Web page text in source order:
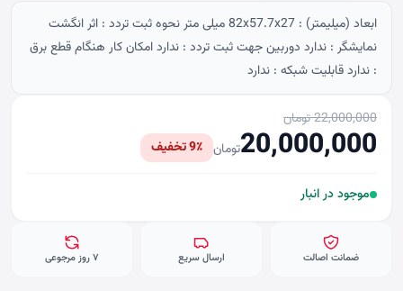
ابعاد (میلیمتر) : 82x57.7x27 میلی متر نحوه ثبت تردد : اثر انگشت
نمایشگر : ندارد دوربین جهت ثبت تردد : ندارد امکان کار هنگام قطع برق
: ندارد قابلیت شبکه : ندارد
22,000,000 تومان
20,000,000تومان 9٪ تخفیف
موجود در انبار
ضمانت اصالت ارسال سریع ۷ روز مرجوعی